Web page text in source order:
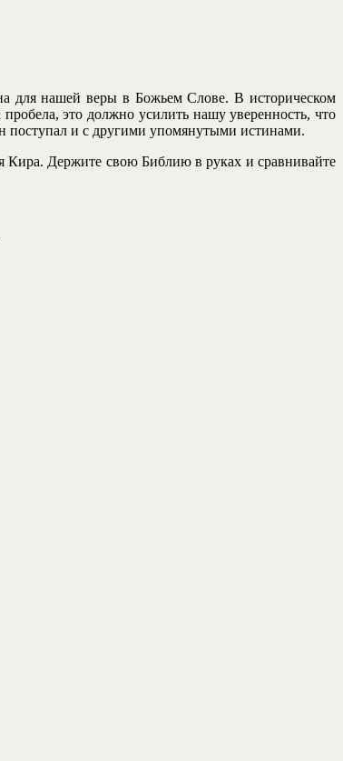
для нашей веры в Божьем Слове. В историческом
это должно усилить нашу уверенность, что
поступал и с другими упомянутыми истинами.
Кира. Держите свою Библию в руках и сравнивайте